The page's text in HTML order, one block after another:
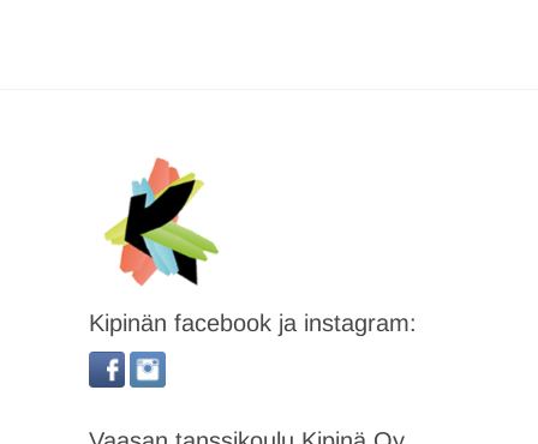
Kipinän facebook ja instagram: